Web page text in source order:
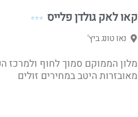
קאו לאק גולדן פלייס ⭐⭐⭐
נאו טונג ביץ'
מלון הממוקם סמוך לחוף ולמרכז
מאובזרות היטב במחירים זולים